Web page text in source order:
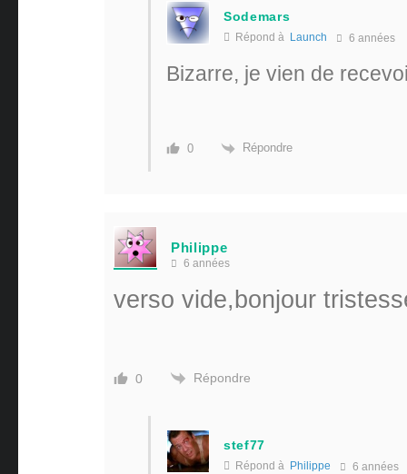
Sodemars
Répond à Launch 6 années
Bizarre, je vien de
0 Répondre
Philippe
6 années
verso vide,bonjour
0 Répondre
stef77
Répond à Philippe 6 années